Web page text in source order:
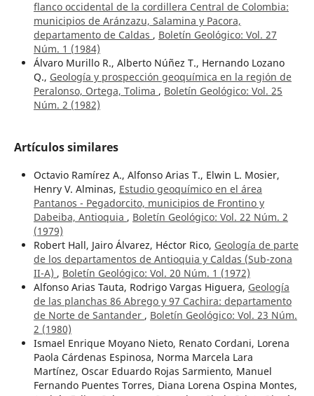
flanco occidental de la cordillera Central de Colombia:
municipios de Aránzazu, Salamina y Pacora,
departamento de Caldas , Boletín Geológico: Vol. 27
Núm. 1 (1984)
Álvaro Murillo R., Alberto Núñez T., Hernando Lozano
Q., Geología y prospección geoquímica en la región de
Peralonso, Ortega, Tolima , Boletín Geológico: Vol. 25
Núm. 2 (1982)
Artículos similares
Octavio Ramírez A., Alfonso Arias T., Elwin L. Mosier,
Henry V. Alminas, Estudio geoquímico en el área
Pantanos - Pegadorcito, municipios de Frontino y
Dabeiba, Antioquia , Boletín Geológico: Vol. 22 Núm. 2
(1979)
Robert Hall, Jairo Álvarez, Héctor Rico, Geología de parte
de los departamentos de Antioquia y Caldas (Sub-zona
II-A) , Boletín Geológico: Vol. 20 Núm. 1 (1972)
Alfonso Arias Tauta, Rodrigo Vargas Higuera, Geología
de las planchas 86 Abrego y 97 Cachira: departamento
de Norte de Santander , Boletín Geológico: Vol. 23 Núm.
2 (1980)
Ismael Enrique Moyano Nieto, Renato Cordani, Lorena
Paola Cárdenas Espinosa, Norma Marcela Lara
Martínez, Oscar Eduardo Rojas Sarmiento, Manuel
Fernando Puentes Torres, Diana Lorena Ospina Montes,